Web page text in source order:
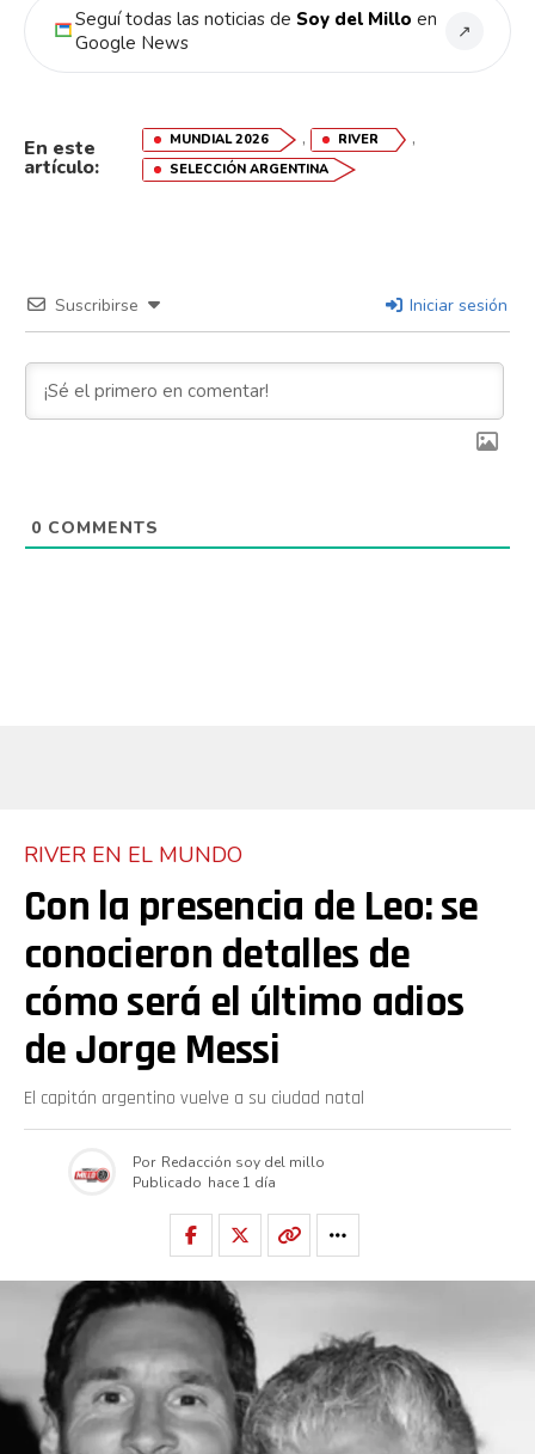
Seguí todas las noticias de Soy del Millo en
Google News
↗
En este
artículo:
MUNDIAL 2026 , RIVER ,
SELECCIÓN ARGENTINA
Suscribirse Iniciar sesión
0 COMMENTS
RIVER EN EL MUNDO
Con la presencia de Leo: se
conocieron detalles de
cómo será el último adios
de Jorge Messi
El capitán argentino vuelve a su ciudad natal
Por Redacción soy del millo
Publicado hace 1 día
Reddit
Pinterest
Whatsapp
Email